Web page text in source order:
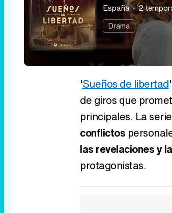
España 2
Drama
'Sueños de libertad
de giros que
principales. La
conflictos
las revelaciones y
protagonistas.